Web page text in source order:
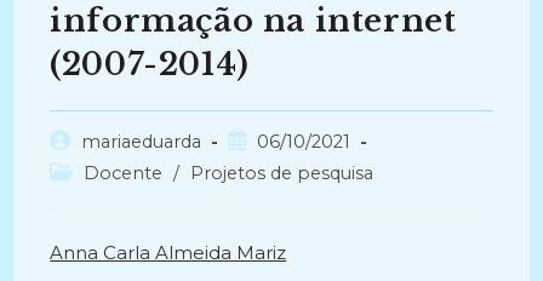
informação na internet
(2007-2014)
Autor
do
mariaeduarda
Post
publicado:
06/10/2021
Categoria
Docente / Projetos de pesquisa
Anna Carla Almeida Mariz